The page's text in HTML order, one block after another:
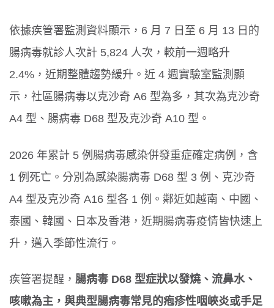
依據疾管署監測資料顯示，6 月 7 日至 6 月 13 日的
腸病毒就診人次計 5,824 人次，較前一週略升
2.4%，近期整體趨勢緩升。近 4 週實驗室監測顯
示，社區腸病毒以克沙奇 A6 型為多，其次為克沙奇
A4 型、腸病毒 D68 型及克沙奇 A10 型。
2026 年累計 5 例腸病毒感染併發重症確定病例，含
1 例死亡。分別為感染腸病毒 D68 型 3 例、克沙奇
A4 型及克沙奇 A16 型各 1 例。鄰近如越南、中國、
泰國、韓國、日本及香港，近期腸病毒疫情皆快速上
升，邁入季節性流行。
疾管署提醒， 腸病毒 D68 型症狀以發燒、流鼻水、
咳嗽為主，與典型腸病毒常見的疱疹性咽峽炎或手足